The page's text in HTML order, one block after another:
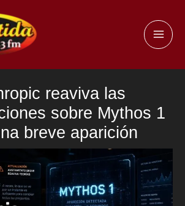
reaviva las
sobre Mythos 1
breve aparición